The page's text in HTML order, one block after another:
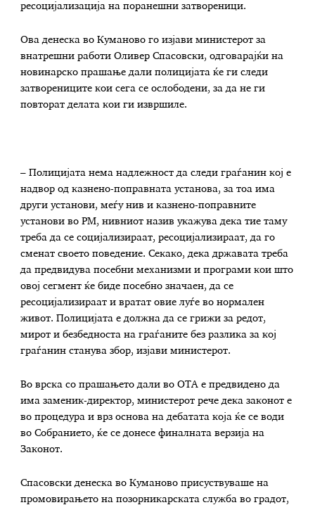
ресоцијализација на поранешни затвореници.
Ова денеска во Куманово го изјави министерот за
внатрешни работи Оливер Спасовски, одговарајќи на
новинарско прашање дали полицијата ќе ги следи
затворениците кои сега се ослободени, за да не ги
повторат делата кои ги извршиле.
– Полицијата нема надлежност да следи граѓанин кој е
надвор од казнено-поправната установа, за тоа има
други установи, меѓу нив и казнено-поправните
установи во РМ, нивниот назив укажува дека тие таму
треба да се социјализираат, ресоцијализираат, да го
сменат своето поведение. Секако, дека државата треба
да предвидува посебни механизми и програми кои што
овој сегмент ќе биде посебно значаен, да се
ресоцијализираат и вратат овие луѓе во нормален
живот. Полицијата е должна да се грижи за редот,
мирот и безбедноста на граѓаните без разлика за кој
граѓанин станува збор, изјави министерот.
Во врска со прашањето дали во ОТА е предвидено да
има заменик-директор, министерот рече дека законот е
во процедура и врз основа на дебатата која ќе се води
во Собранието, ќе се донесе финалната верзија на
Законот.
Спасовски денеска во Куманово присуствуваше на
промовирањето на позорникарската служба во градот,